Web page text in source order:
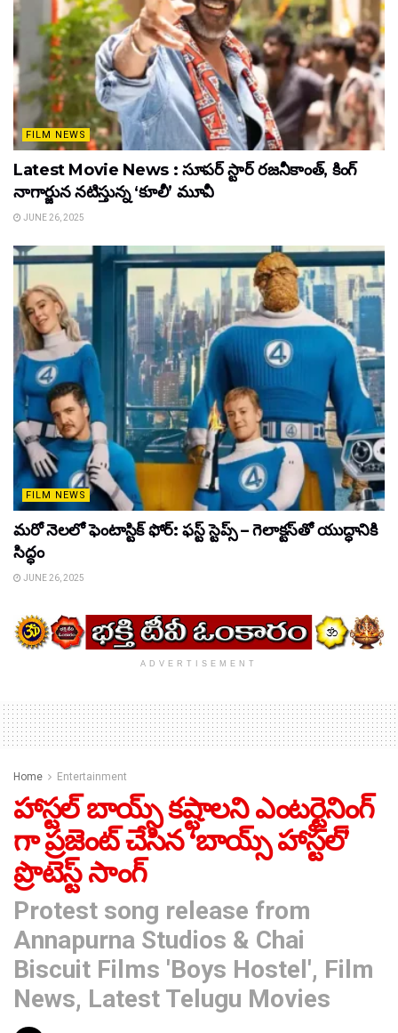
FILM NEWS
Latest Movie News : సూపర్ స్టార్ రజనీకాంత్, కింగ్
నాగార్జున నటిస్తున్న ‘కూలీ’ మూవీ
JUNE 26, 2025
FILM NEWS
మరో నెలలో ఫెంటాస్టిక్ ఫోర్: ఫస్ట్ స్టెప్స్ – గెలాక్టస్‌తో యుద్ధానికి
సిద్ధం
JUNE 26, 2025
ADVERTISEMENT
Home Entertainment
హాస్టల్ బాయ్స్ కష్టాలని ఎంటర్టైనింగ్
గా ప్రజెంట్ చేసిన ‘బాయ్స్ హాస్టల్’
ప్రొటెస్ట్ సాంగ్
Protest song release from
Annapurna Studios & Chai
Biscuit Films 'Boys Hostel', Film
News, Latest Telugu Movies